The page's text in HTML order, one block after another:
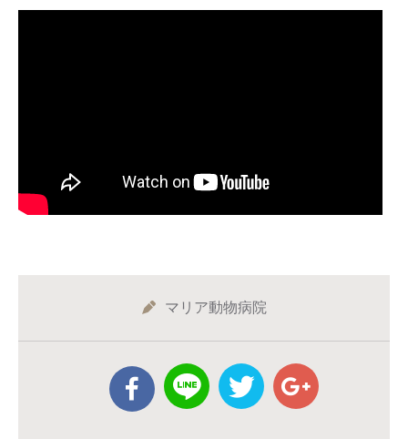
マリア動物病院